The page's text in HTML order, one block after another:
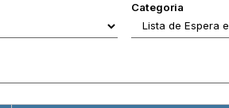
Categoria